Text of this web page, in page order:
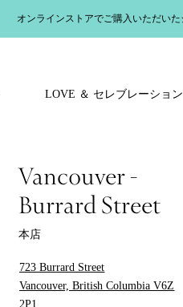
LOVE ＆ セレブレーション
Vancouver -
Burrard Street
本店
723 Burrard Street
Vancouver, British Columbia V6Z
2P1